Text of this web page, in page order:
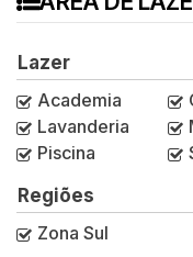
Lazer
Academia
Lavanderia
Piscina
Regiões
Zona Sul